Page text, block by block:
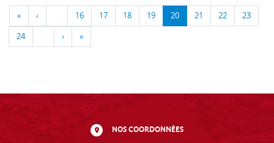
« ‹ … 16 17 18 19 20 21 22 23
24 … › »
NOS COORDONNÉES